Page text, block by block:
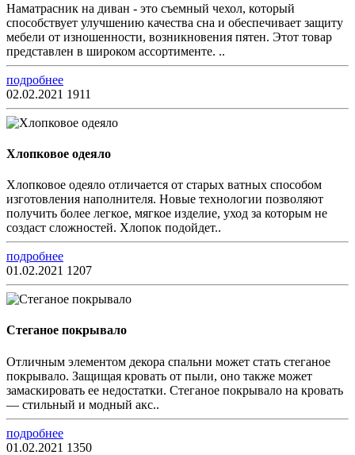
Наматрасник на диван - это съемный чехол, который
способствует улучшению качества сна и обеспечивает защиту
мебели от изношенности, возникновения пятен. Этот товар
представлен в широком ассортименте. ..
подробнее
02.02.2021 1911
Хлопковое одеяло
Хлопковое одеяло отличается от старых ватных способом
изготовления наполнителя. Новые технологии позволяют
получить более легкое, мягкое изделие, уход за которым не
создаст сложностей. Хлопок подойдет..
подробнее
01.02.2021 1207
Стеганое покрывало
Отличным элементом декора спальни может стать стеганое
покрывало. Защищая кровать от пыли, оно также может
замаскировать ее недостатки. Стеганое покрывало на кровать
— стильный и модный акс..
подробнее
01.02.2021 1350